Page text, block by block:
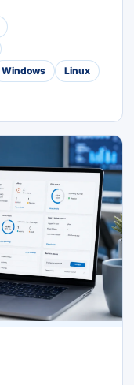
Windows
Linux